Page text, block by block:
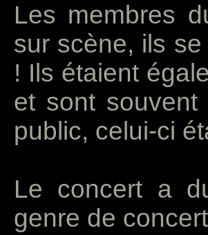
Les membres
sur scène, ils
! Ils étaient
et sont
public, celui-ci
Le concert a
genre de